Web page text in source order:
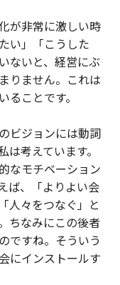
が非常に激しい時
い」「こうした
ないと、経営にぶ
りません。これは
ことです。
ビジョンには動詞
考えています。
なモチベーション
ば、「よりよい会
人々をつなぐ」と
ちなみにこの後者
ですね。そういう
にインストールす